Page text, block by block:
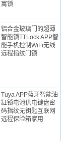
寓锁
铝合金玻璃门的超薄​​
智能锁TTLock APP智
能手机控制WiFi无线
远程指纹门锁
Tuya APP蓝牙智能油
缸锁电池供电键盘密
码指纹无钥匙互联网
远程保险箱家用